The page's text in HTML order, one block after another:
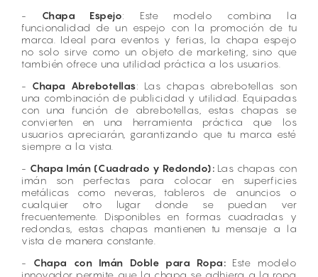
- Chapa Espejo: Este modelo combina la
funcionalidad de un espejo con la promoción de tu
marca. Ideal para eventos y ferias, la chapa espejo
no solo sirve como un objeto de marketing, sino que
también ofrece una utilidad práctica a los usuarios.
- Chapa Abrebotellas: Las chapas abrebotellas son
una combinación de publicidad y utilidad. Equipadas
con una función de abrebotellas, estas chapas se
convierten en una herramienta práctica que los
usuarios apreciarán, garantizando que tu marca esté
siempre a la vista.
- Chapa Imán (Cuadrado y Redondo): Las chapas con
imán son perfectas para colocar en superficies
metálicas como neveras, tableros de anuncios o
cualquier otro lugar donde se puedan ver
frecuentemente. Disponibles en formas cuadradas y
redondas, estas chapas mantienen tu mensaje a la
vista de manera constante.
- Chapa con Imán Doble para Ropa: Este modelo
innovador permite que la chapa se adhiera a la ropa